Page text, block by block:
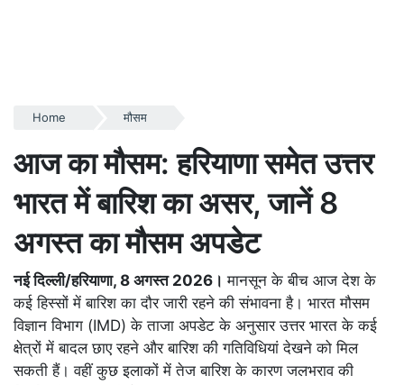
Home मौसम
आज का मौसम: हरियाणा समेत उत्तर
भारत में बारिश का असर, जानें 8
अगस्त का मौसम अपडेट
नई दिल्ली/हरियाणा, 8 अगस्त 2026। मानसून के बीच आज देश के
कई हिस्सों में बारिश का दौर जारी रहने की संभावना है। भारत मौसम
विज्ञान विभाग (IMD) के ताजा अपडेट के अनुसार उत्तर भारत के कई
क्षेत्रों में बादल छाए रहने और बारिश की गतिविधियां देखने को मिल
सकती हैं। वहीं कुछ इलाकों में तेज बारिश के कारण जलभराव की